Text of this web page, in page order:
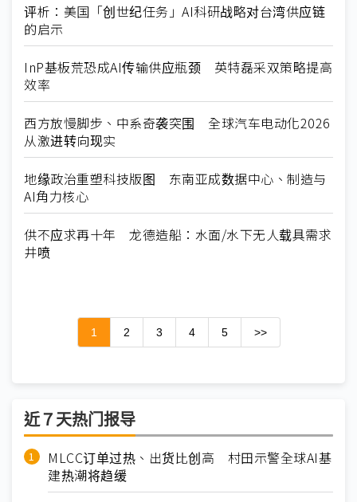
评析：美国「创世纪任务」AI科研战略对台湾供应链
的启示
InP基板荒恐成AI传输供应瓶颈 英特磊采双策略提高
效率
西方放慢脚步、中系奇袭突围 全球汽车电动化2026
从激进转向现实
地缘政治重塑科技版图 东南亚成数据中心、制造与
AI角力核心
供不应求再十年 龙德造船：水面/水下无人载具需求
井喷
1 2 3 4 5 >>
近７天热门报导
MLCC订单过热、出货比创高 村田示警全球AI基
建热潮将趋缓